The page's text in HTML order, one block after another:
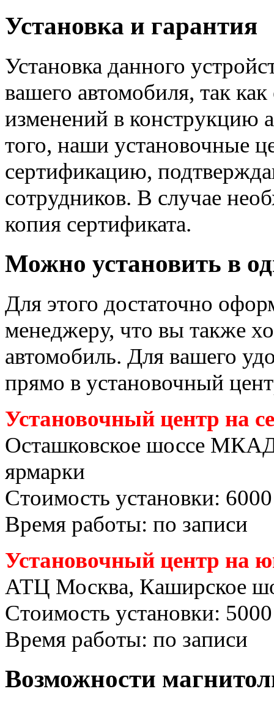
Установка и гарантия
Установка данного
вашего автомобиля, так
изменений в конструкцию
того, наши установочные
сертификацию,
сотрудников. В случае
копия сертификата.
Можно установить в
Для этого достаточно
менеджеру, что вы также
автомобиль. Для вашего
прямо в установочный
Установочный центр на
Осташковское шоссе
ярмарки
Стоимость установки:
Время работы: по записи
Установочный центр на
АТЦ Москва, Каширское
Стоимость установки:
Время работы: по записи
Возможности